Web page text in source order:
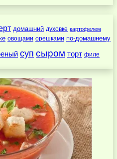
домашний духовке картофелем
овощами орешками по-домашнему
суп сыром торт филе